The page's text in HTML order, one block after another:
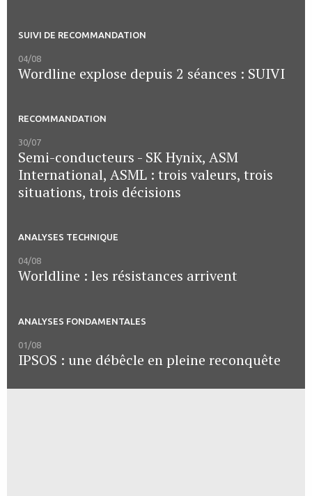
SUIVI DE RECOMMANDATION
04/08
Wordline explose depuis 2 séances : SUIVI
RECOMMANDATION
30/07
Semi-conducteurs - SK Hynix, ASM
International, ASML : trois valeurs, trois
situations, trois décisions
ANALYSES TECHNIQUE
04/08
Worldline : les résistances arrivent
ANALYSES FONDAMENTALES
01/08
IPSOS : une débêcle en pleine reconquête